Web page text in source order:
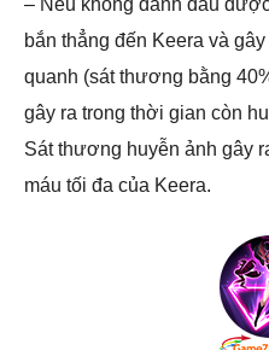
– Nếu không đánh dấu
bắn thẳng đến Keera và
quanh (sát thương bằng
gây ra trong thời gian còn
Sát thương huyễn ảnh gây
máu tối đa của Keera.